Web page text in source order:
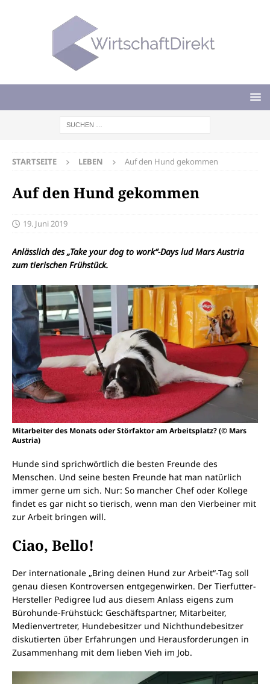
STARTSEITE LEBEN Auf den Hund gekommen
Auf den Hund gekommen
19. Juni 2019
Anlässlich des „Take your dog to work“-Days lud Mars Austria
zum tierischen Frühstück.
Mitarbeiter des Monats oder Störfaktor am Arbeitsplatz? (© Mars
Austria)
Hunde sind sprichwörtlich die besten Freunde des
Menschen. Und seine besten Freunde hat man natürlich
immer gerne um sich. Nur: So mancher Chef oder Kollege
findet es gar nicht so tierisch, wenn man den Vierbeiner mit
zur Arbeit bringen will.
Ciao, Bello!
Der internationale „Bring deinen Hund zur Arbeit“-Tag soll
genau diesen Kontroversen entgegenwirken. Der Tierfutter-
Hersteller Pedigree lud aus diesem Anlass eigens zum
Bürohunde-Frühstück: Geschäftspartner, Mitarbeiter,
Medienvertreter, Hundebesitzer und Nichthundebesitzer
diskutierten über Erfahrungen und Herausforderungen in
Zusammenhang mit dem lieben Vieh im Job.